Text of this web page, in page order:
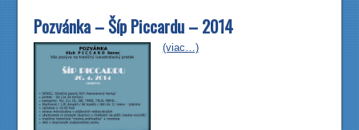
Pozvánka – Šíp Piccardu – 2014
(viac…)